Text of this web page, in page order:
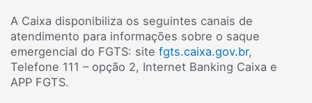
A Caixa disponibiliza os seguintes canais de
atendimento para informações sobre o saque
emergencial do FGTS: site fgts.caixa.gov.br,
Telefone 111 – opção 2, Internet Banking Caixa e
APP FGTS.